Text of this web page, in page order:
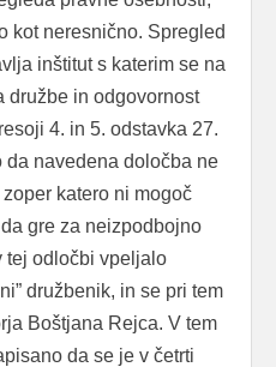
kot neresnično. Spregled
inštitut s katerim se na
družbe in odgovornost
4. in 5. odstavka 27.
da navedena določba ne
katero ni mogoč
gre za neizpodbojno
tej odločbi vpeljalo
družbenik, in se pri tem
Boštjana Rejca. V tem
da se je v četrti